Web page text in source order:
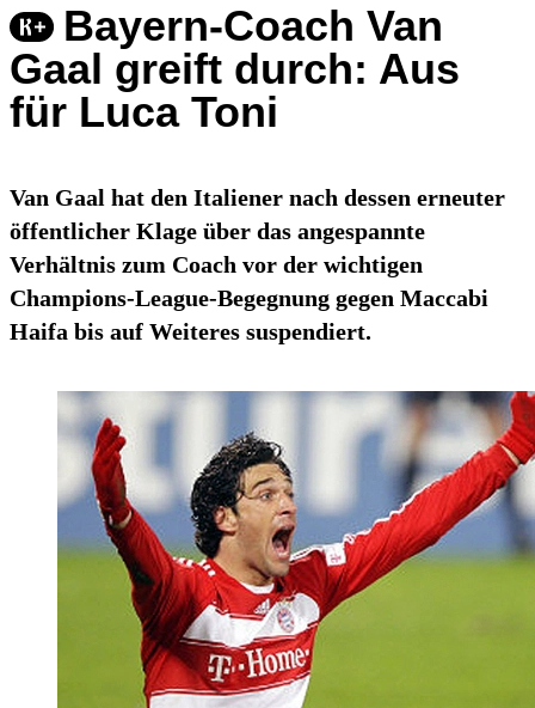
Bayern-Coach Van
Gaal greift durch: Aus
für Luca Toni
Van Gaal hat den Italiener nach dessen erneuter
öffentlicher Klage über das angespannte
Verhältnis zum Coach vor der wichtigen
Champions-League-Begegnung gegen Maccabi
Haifa bis auf Weiteres suspendiert.